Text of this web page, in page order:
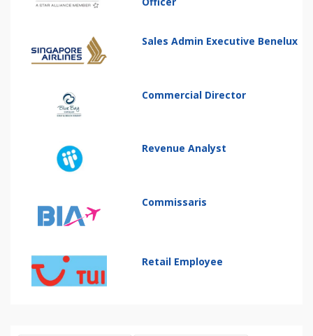
Sales Admin Executive Benelux
Commercial Director
Revenue Analyst
Commissaris
Retail Employee